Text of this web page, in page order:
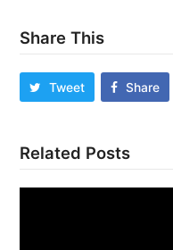
Share This
Tweet Share
Related Posts